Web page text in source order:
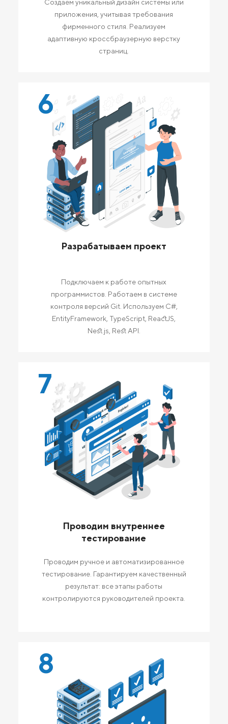
Создаем уникальный дизайн системы или
приложения, учитывая требования
фирменного стиля. Реализуем
адаптивную кроссбраузерную верстку
страниц.
6
Разрабатываем проект
Подключаем к работе опытных
программистов. Работаем в системе
контроля версий Git. Используем C#,
EntityFramework, TypeScript, ReactJS,
Nest.js, Rest API.
7
Проводим внутреннее
тестирование
Проводим ручное и автоматизированное
тестирование. Гарантируем качественный
результат: все этапы работы
контролируются руководителей проекта.
8